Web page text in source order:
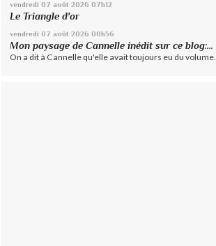
vendredi 07 août 2026 07h12
Le Triangle d'or
vendredi 07 août 2026 00h56
Mon paysage de Cannelle inédit sur ce blog:...
On a dit à Cannelle qu'elle avait toujours eu du volume...